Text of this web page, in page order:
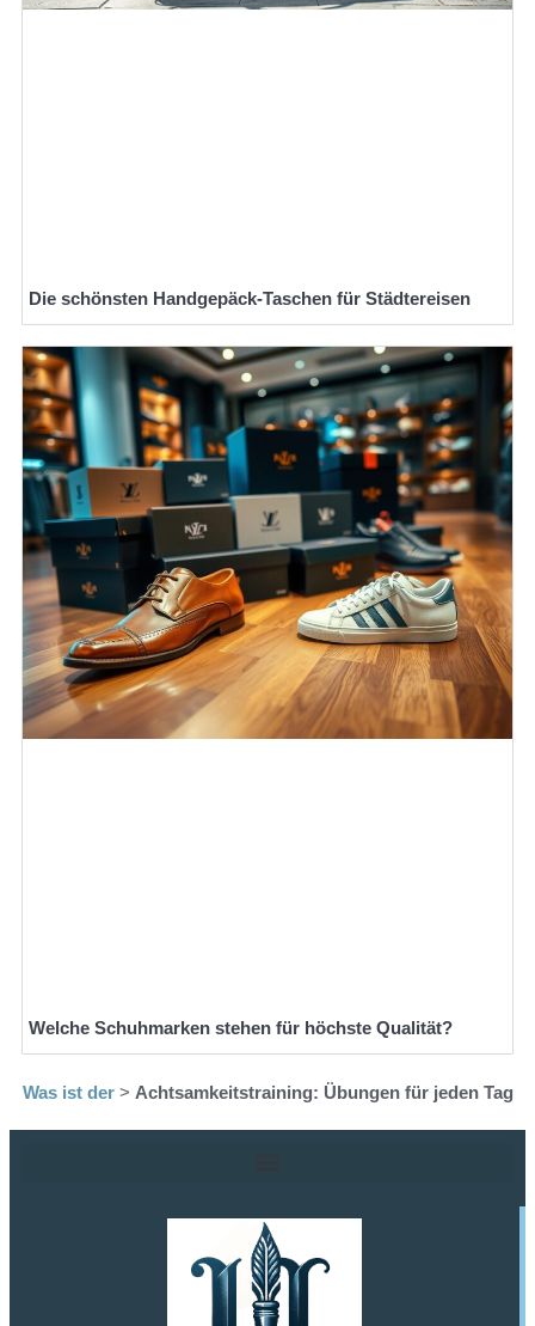
Die schönsten Handgepäck-Taschen für Städtereisen
Welche Schuhmarken stehen für höchste Qualität?
Was ist der> Achtsamkeitstraining: Übungen für jeden Tag